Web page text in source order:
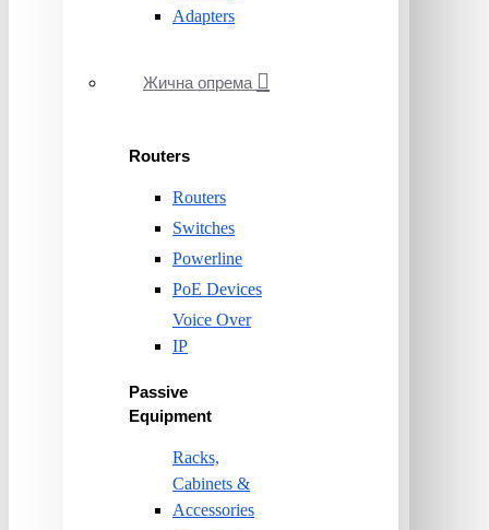
Adapters
Жична опрема
Routers
Routers
Switches
Powerline
PoE Devices
Voice Over
IP
Passive
Equipment
Racks,
Cabinets &
Accessories